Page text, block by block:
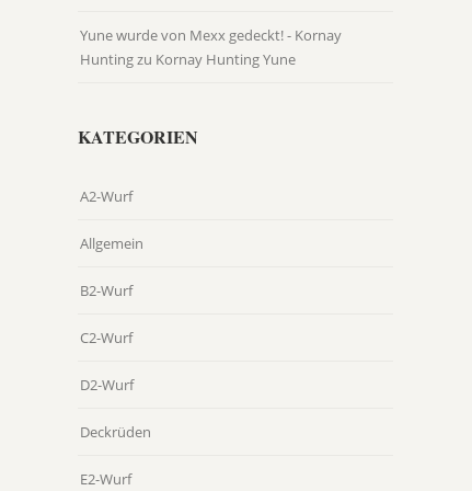
Yune wurde von Mexx gedeckt! - Kornay
Huntingzu Kornay Hunting Yune
KATEGORIEN
A2-Wurf
Allgemein
B2-Wurf
C2-Wurf
D2-Wurf
Deckrüden
E2-Wurf